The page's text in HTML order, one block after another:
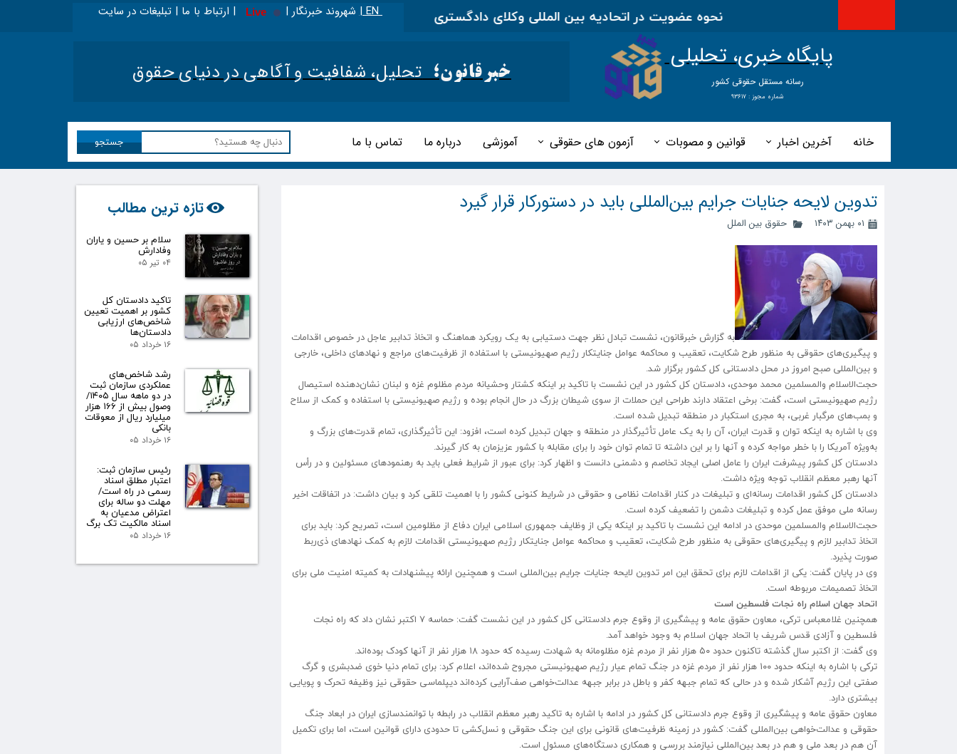
نحوه عضویت در اتحادیه بین المللی وکلای دادگستری| مطالب آموزشی را در اینجا بخوانید - ویژه حقوقدانان |تحلیل اخبار EN | شهروند خبرنگار | | ارتباط با ما | تبلیغات در سایت
Live
پایگاه خبری، تحلیلی
​​​​رسانه مستقل حقوقی کشور
شماره مجوز : ۹۳۶۱۷
خبرقانون؛ تحلیل، شفافیت و آگاهی در دنیای حقوق​​​​​​​
خانه آخرین اخبار قوانین و مصوبات آزمون های حقوقی آموزشی درباره ما تماس با ما جستجو
تدوین لایحه جنایات جرایم بین‌المللی باید در دستورکار قرار گیرد
۰۱ بهمن ۱۴۰۳ حقوق بین الملل
به گزارش خبرقانون، نشست تبادل نظر جهت دستیابی به یک رویکرد هماهنگ و اتخاذ تدابیر عاجل در خصوص اقدامات
و پیگیری‌های حقوقی به منظور طرح شکایت، تعقیب و محاکمه عوامل جنایتکار رژیم صهیونیستی با استفاده از ظرفیت‌های مراجع و نهادهای داخلی، خارجی
و بین‌المللی صبح امروز در محل دادستانی کل کشور برگزار شد.
حجت‌الاسلام والمسلمین محمد موحدی، دادستان کل کشور در این نشست با تاکید بر اینکه کشتار وحشیانه مردم مظلوم غزه و لبنان نشان‌دهنده استیصال
رژیم صهیونیستی است، گفت: برخی اعتقاد دارند طراحی این حملات از سوی شیطان بزرگ در حال انجام بوده و رژیم صهیونیستی با استفاده و کمک از سلاح
و بمب‌های مرگبار غربی، به مجری استکبار در منطقه تبدیل شده است.
وی با اشاره به اینکه توان و قدرت ایران، آن را به یک عامل تأثیرگذار در منطقه و جهان تبدیل کرده است، افزود: این تأثیرگذاری، تمام قدرت‌های بزرگ و
به‌ویژه آمریکا را با خطر مواجه کرده و آنها را بر این داشته تا تمام توان خود را برای مقابله با کشور عزیزمان به کار گیرند.
دادستان کل کشور پیشرفت ایران را عامل اصلی ایجاد تخاصم و دشمنی دانست و اظهار کرد: برای عبور از شرایط فعلی باید به رهنمودهای مسئولین و در رأس
آنها رهبر معظم انقلاب توجه ویژه داشت.
دادستان کل کشور اقدامات رسانه‌ای و تبلیغات در کنار اقدامات نظامی و حقوقی در شرایط کنونی کشور را با اهمیت تلقی کرد و بیان داشت: در اتفاقات اخیر
رسانه ملی موفق عمل کرده و تبلیغات دشمن را تضعیف کرده است.
حجت‌الاسلام والمسلمین موحدی در ادامه این نشست با تاکید بر اینکه یکی از وظایف جمهوری اسلامی ایران دفاع از مظلومین است، تصریح کرد: باید برای
اتخاذ تدابیر لازم و پیگیری‌های حقوقی به منظور طرح شکایت، تعقیب و محاکمه عوامل جنایتکار رژیم صهیونیستی اقدامات لازم به کمک نهادهای ذی‌ربط
صورت پذیرد.
وی در پایان گفت: یکی از اقدامات لازم برای تحقق این امر تدوین لایحه جنایات جرایم بین‌المللی است و همچنین ارائه پیشنهادات به کمیته امنیت ملی برای
اتخاذ تصمیمات مربوطه است.
اتحاد جهان اسلام راه نجات فلسطین است
همچنین غلامعباس ترکی، معاون حقوق عامه و پیشگیری از وقوع جرم دادستانی کل کشور در این نشست گفت: حماسه ٧ اکتبر نشان داد که راه نجات
فلسطین و آزادی قدس شریف با اتحاد جهان اسلام به وجود خواهد آمد.
وی گفت: از اکتبر سال گذشته تاکنون حدود ۵٠ هزار نفر از مردم غزه مظلومانه به شهادت رسیده که حدود ١٨ هزار نفر از آنها کودک بوده‌اند.
ترکی با اشاره به اینکه حدود ١٠٠ هزار نفر از مردم غزه در جنگ تمام عیار رژیم صهیونیستی مجروح شده‌اند، اعلام کرد: برای تمام دنیا خوی ضدبشری و گرگ
صفتی این رژیم آشکار شده و در حالی که تمام جبهه کفر و باطل در برابر جبهه عدالت‌خواهی صف‌آرایی کرده‌اند دیپلماسی حقوقی نیز وظیفه تحرک و پویایی
بیشتری دارد.
معاون حقوق عامه و پیشگیری از وقوع جرم دادستانی کل کشور در ادامه با اشاره به تاکید رهبر معظم انقلاب در رابطه با توانمندسازی ایران در ابعاد جنگ
حقوقی و عدالت‌خواهی بین‌المللی گفت: کشور در زمینه ظرفیت‌های قانونی برای این جنگ حقوقی و نسل‌کشی تا حدودی دارای قوانین است، اما برای تکمیل
آن هم در بعد ملی و هم در بعد بین‌المللی نیازمند بررسی و همکاری دستگاه‌های مسئول است.
تازه ترین مطالب
سلام بر حسین و یاران
وفادارش
۰۴ تیر ۰۵
تاکید دادستان کل
کشور بر اهمیت تعیین
شاخص‌های ارزیابی
دادستان‌ها
۱۶ خرداد ۰۵
رشد شاخص‌های
عملکردی سازمان ثبت
در دو ماهه سال ۱۴۰۵/
وصول بیش از ۱۶۶ هزار
میلیارد ریال از معوقات
بانکی
۱۶ خرداد ۰۵
رئیس سازمان ثبت:
اعتبار مطلق اسناد
رسمی در راه است/
مهلت دو ساله برای
اعتراض مدعیان به
اسناد مالکیت تک برگ
۱۶ خرداد ۰۵